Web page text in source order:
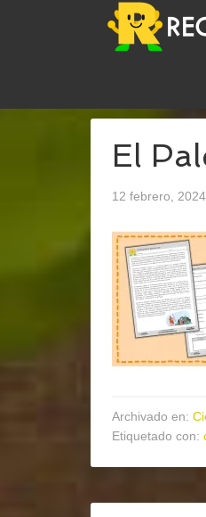
El
12 febrero, 2024
Archivado en:
Etiquetado con: